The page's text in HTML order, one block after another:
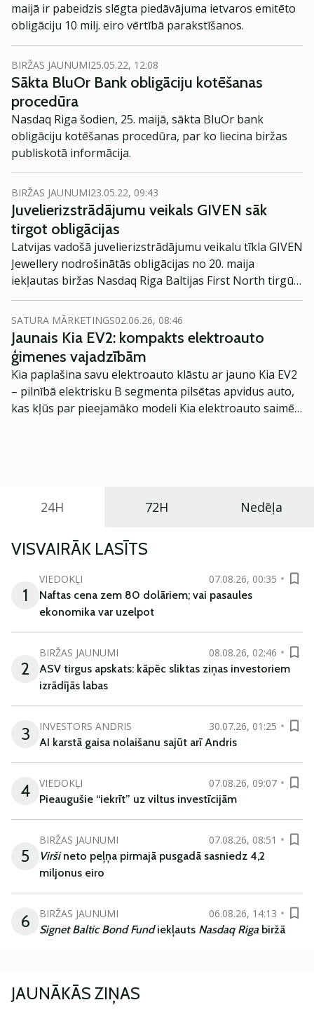
maijā ir pabeidzis slēgta piedāvājuma ietvaros emitēto
obligāciju 10 milj. eiro vērtībā parakstīšanos.
BIRŽAS JAUNUMI25.05.22, 12:08
Sākta BluOr Bank obligāciju kotēšanas
procedūra
Nasdaq Riga šodien, 25. maijā, sākta BluOr bank
obligāciju kotēšanas procedūra, par ko liecina biržas
publiskotā informācija.
BIRŽAS JAUNUMI23.05.22, 09:43
Juvelierizstrādājumu veikals GIVEN sāk
tirgot obligācijas
Latvijas vadošā juvelierizstrādājumu veikalu tīkla GIVEN
Jewellery nodrošinātās obligācijas no 20. maija
iekļautas biržas Nasdaq Riga Baltijas First North tirgū,
ziņo Nasdaq.
SATURA MĀRKETINGS02.06.26, 08:46
Jaunais Kia EV2: kompakts elektroauto
ģimenes vajadzībām
Kia paplašina savu elektroauto klāstu ar jauno Kia EV2
– pilnībā elektrisku B segmenta pilsētas apvidus auto,
kas kļūs par pieejamāko modeli Kia elektroauto saimē
24H 72H Nedēļa
VISVAIRĀK LASĪTS
1
VIEDOKĻI
07.08.26, 00:35
Naftas cena zem 80 dolāriem; vai pasaules
ekonomika var uzelpot
2
BIRŽAS JAUNUMI
08.08.26, 02:46
ASV tirgus apskats: kāpēc sliktas ziņas investoriem
izrādījās labas
3 INVESTORS ANDRIS
30.07.26, 01:25
AI karstā gaisa nolaišanu sajūt arī Andris
4 VIEDOKĻI
07.08.26, 09:07
Pieaugušie “iekrīt” uz viltus investīcijām
5
BIRŽAS JAUNUMI
07.08.26, 08:51
Viršineto peļņa pirmajā pusgadā sasniedz 4,2
miljonus eiro
6 BIRŽAS JAUNUMI
06.08.26, 14:13
Signet Baltic Bond Fundiekļauts Nasdaq Riga biržā
JAUNĀKĀS ZIŅAS